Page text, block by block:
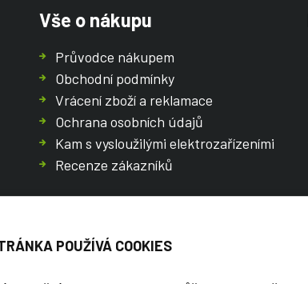
Vše o nákupu
Průvodce nákupem
Obchodní podmínky
Vrácení zboží a reklamace
Ochrana osobních údajů
Kam s vysloužilými elektrozařízeními
Recenze zákazníků
POUŽÍVÁ COOKIES